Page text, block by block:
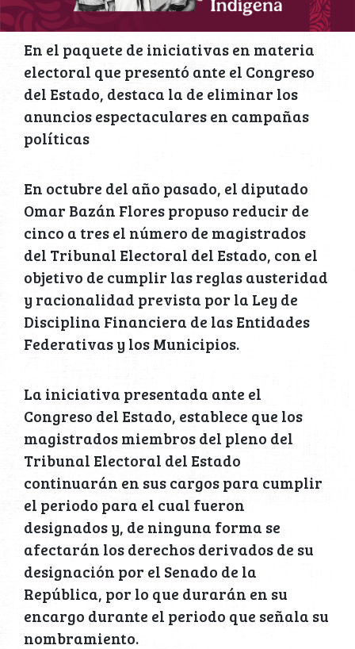
En el paquete de iniciativas en materia
electoral que presentó ante el Congreso
del Estado, destaca la de eliminar los
anuncios espectaculares en campañas
políticas
En octubre del año pasado, el diputado
Omar Bazán Flores propuso reducir de
cinco a tres el número de magistrados
del Tribunal Electoral del Estado, con el
objetivo de cumplir las reglas austeridad
y racionalidad prevista por la Ley de
Disciplina Financiera de las Entidades
Federativas y los Municipios.
La iniciativa presentada ante el
Congreso del Estado, establece que los
magistrados miembros del pleno del
Tribunal Electoral del Estado
continuarán en sus cargos para cumplir
el periodo para el cual fueron
designados y, de ninguna forma se
afectarán los derechos derivados de su
designación por el Senado de la
República, por lo que durarán en su
encargo durante el periodo que señala su
nombramiento.